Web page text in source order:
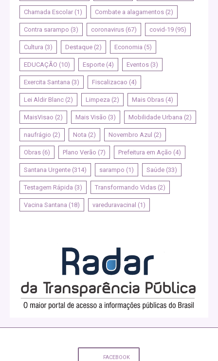
Chamada Escolar (1) Combate a alagamentos (2)
Contra sarampo (3) coronavirus (67) covid-19 (95)
Cultura (3) Destaque (2) Economia (5)
EDUCAÇÃO (10) Esporte (4) Eventos (3)
Exercita Santana (3) Fiscalizacao (4)
Lei Aldir Blanc (2) Limpeza (2) Mais Obras (4)
MaisVisao (2) Mais Visão (3) Mobilidade Urbana (2)
naufrágio (2) Nota (2) Novembro Azul (2)
Obras (6) Plano Verão (7) Prefeitura em Ação (4)
Santana Urgente (314) sarampo (1) Saúde (33)
Testagem Rápida (3) Transformando Vidas (2)
Vacina Santana (18) vareduravacinal (1)
FACEBOOK